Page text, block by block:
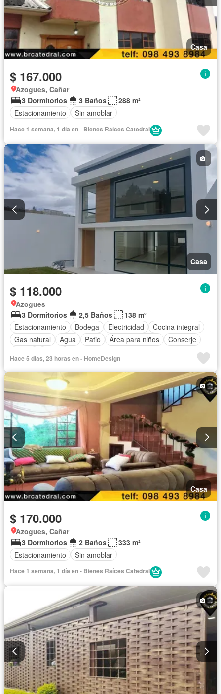
Casa
$ 167.000
Azogues, Cañar
3 Dormitorios
3 Baños
288 m²
Estacionamiento
Sin amoblar
Hace 1 semana, 1 día en - Bienes Raíces Catedral
Casa
$ 118.000
Azogues
3 Dormitorios
2,5 Baños
138 m²
Estacionamiento
Bodega Electricidad
Cocina integral
Gas natural
Agua Patio Área para niños
Conserje
Hace 5 días, 23 horas en - HomeDesign
Casa
$ 170.000
Azogues, Cañar
3 Dormitorios
2 Baños
333 m²
Estacionamiento
Sin amoblar
Hace 1 semana, 1 día en - Bienes Raíces Catedral